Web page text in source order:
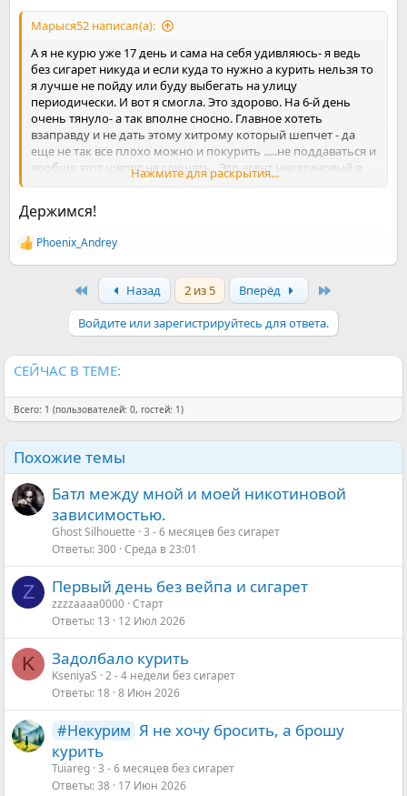
Марыся52 написал(а):
А я не курю уже 17 день и сама на себя удивляюсь- я ведь
без сигарет никуда и если куда то нужно а курить нельзя то
я лучше не пойду или буду выбегать на улицу
периодически. И вот я смогла. Это здорово. На 6-й день
очень тянуло- а так вполне сносно. Главное хотеть
взаправду и не дать этому хитрому который шепчет - да
еще не так все плохо можно и покурить .....не поддаваться и
вообще этот шепот не слушать . Это агент никатиновый в
мозгах сидит. Держимся. Мы уже не курящие.
Нажмите для раскрытия...
Держимся!
Р
е
Phoenix_Andrey
Назад 2 из 5 Вперёд
Войдите или зарегистрируйтесь для ответа.
СЕЙЧАС В ТЕМЕ:
Всего: 1 (пользователей: 0, гостей: 1)
Похожие темы
Батл между мной и моей никотиновой
зависимостью.
Ghost Silhouette 3 - 6 месяцев без сигарет
Ответы 300 Среда в 23:01
Z Первый день без вейпа и сигарет
zzzzaaaa0000 Старт
Ответы 13 12 Июл 2026
K Задолбало курить
KseniyaS 2 - 4 недели без сигарет
Ответы 18 8 Июн 2026
#Некурим Я не хочу бросить, а брошу
курить
Tuiareg 3 - 6 месяцев без сигарет
Ответы 38 17 Июн 2026